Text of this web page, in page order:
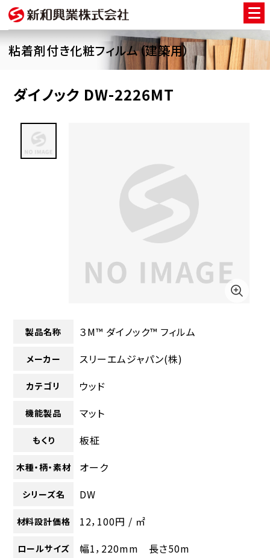
粘着剤付き化粧フィルム（建築用）
ダイノック DW-2226MT
製品名称 ３M™ ダイノック™ フィルム
メーカー スリーエムジャパン(株)
カテゴリ ウッド
機能製品 マット
もくり 板柾
木種・柄・素材 オーク
シリーズ名 DW
材料設計価格 12，100円 / ㎡
ロールサイズ 幅1，220mm 長さ50m